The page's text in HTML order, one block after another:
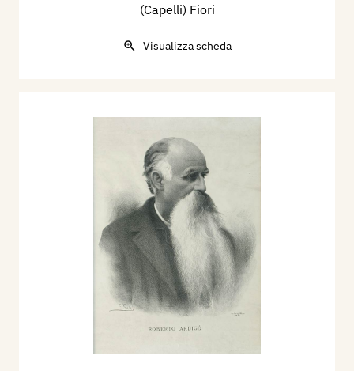
(Capelli) Fiori
Visualizza scheda